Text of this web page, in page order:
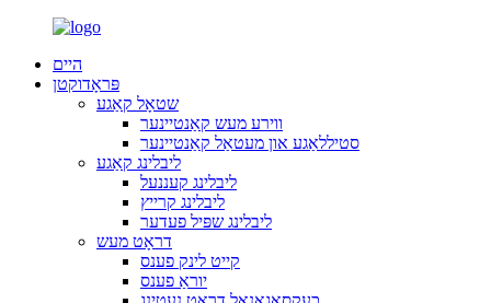
היים
פּראָדוקטן
שטאָל קאַגע
ווירע מעש קאַנטיינער
סטיללאַגע און מעטאַל קאַנטיינער
ליבלינג קאַגע
ליבלינג קעננעל
ליבלינג קרייץ
ליבלינג שפּיל פעדער
דראָט מעש
קייט לינק פענס
יוראַ פענס